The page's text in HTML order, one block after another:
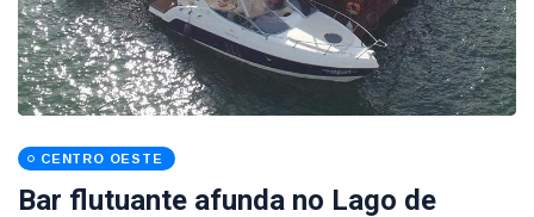
CENTRO OESTE
Bar flutuante afunda no Lago de